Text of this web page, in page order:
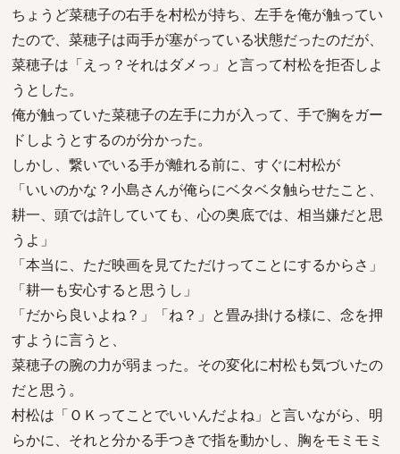
ちょうど菜穂子の右手を村松が持ち、左手を俺が触ってい
たので、菜穂子は両手が塞がっている状態だったのだが、
菜穂子は「えっ？それはダメっ」と言って村松を拒否しよ
うとした。
俺が触っていた菜穂子の左手に力が入って、手で胸をガー
ドしようとするのが分かった。
しかし、繋いでいる手が離れる前に、すぐに村松が
「いいのかな？小島さんが俺らにベタベタ触らせたこと、
耕一、頭では許していても、心の奥底では、相当嫌だと思
うよ」
「本当に、ただ映画を見てただけってことにするからさ」
「耕一も安心すると思うし」
「だから良いよね？」「ね？」と畳み掛ける様に、念を押
すように言うと、
菜穂子の腕の力が弱まった。その変化に村松も気づいたの
だと思う。
村松は「ＯＫってことでいいんだよね」と言いながら、明
らかに、それと分かる手つきで指を動かし、胸をモミモミ